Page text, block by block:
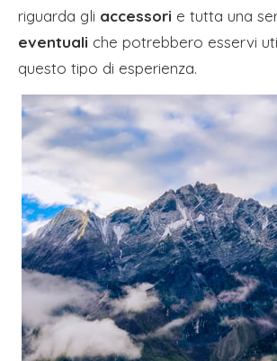
riguarda gli accessori e tutta una
eventuali che potrebbero esservi
questo tipo di esperienza.